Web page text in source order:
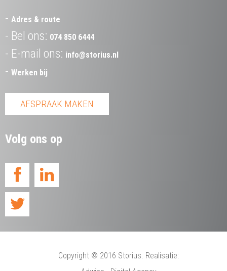
Adres & route
Bel ons: 074 850 6444
E-mail ons: info@storius.nl
Werken bij
AFSPRAAK MAKEN
Volg ons op
Copyright © 2016 Storius. Realisatie: